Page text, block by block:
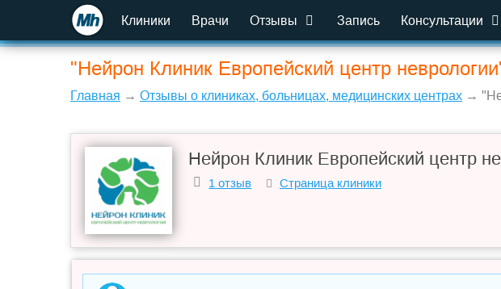
Клиники Врачи Отзывы Запись Консультации
"Нейрон Клиник Европейский центр
Главная → Отзывы о клиниках, больницах, медицинских центрах →
Нейрон Клиник Европейский центр
1 отзыв Страница клиники